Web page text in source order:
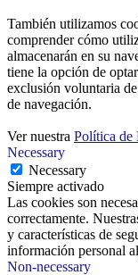
También utilizamos
comprender cómo
almacenarán en su
tiene la opción de
exclusión voluntaria
de navegación.
Ver nuestra Política de
Necessary
Necessary
Siempre activado
Las cookies son
correctamente.
y características de
información personal
Non-necessary